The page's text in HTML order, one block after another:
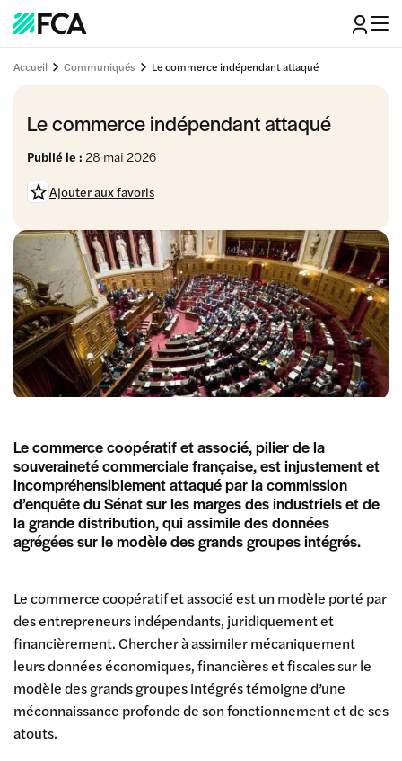
Accueil Communiqués Le commerce indépendant attaqué
Le commerce indépendant attaqué
Publié le : 28 mai 2026
Ajouter aux favoris
Le commerce coopératif et associé, pilier de la
souveraineté commerciale française, est injustement et
incompréhensiblement attaqué par la commission
d’enquête du Sénat sur les marges des industriels et de
la grande distribution, qui assimile des données
agrégées sur le modèle des grands groupes intégrés.
Le commerce coopératif et associé est un modèle porté par
des entrepreneurs indépendants, juridiquement et
financièrement. Chercher à assimiler mécaniquement
leurs données économiques, financières et fiscales sur le
modèle des grands groupes intégrés témoigne d’une
méconnaissance profonde de son fonctionnement et de ses
atouts.